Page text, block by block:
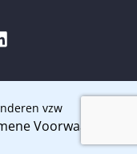
vzw
Voorwaarden